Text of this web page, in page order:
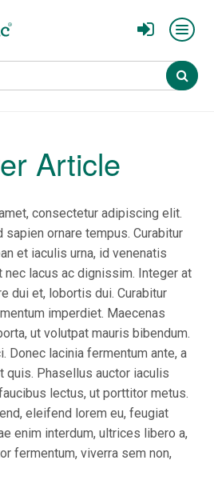
Article
consectetur adipiscing elit.
ornare tempus. Curabitur
et iaculis urna, id venenatis
nec lacus ac dignissim. Integer at
dui et, lobortis dui. Curabitur
imperdiet. Maecenas
ut volutpat mauris bibendum.
Donec lacinia fermentum ante, a
Phasellus auctor iaculis
lectus, ut porttitor metus.
eleifend lorem eu, feugiat
enim interdum, ultrices libero a,
fermentum, viverra sem non,